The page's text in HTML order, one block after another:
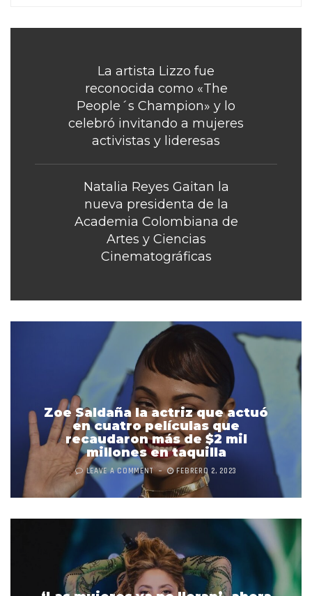
La artista Lizzo fue
reconocida como «The
People´s Champion» y lo
celebró invitando a mujeres
activistas y lideresas
Natalia Reyes Gaitan la
nueva presidenta de la
Academia Colombiana de
Artes y Ciencias
Cinematográficas
Zoe Saldaña la actriz que actuó
en cuatro películas que
recaudaron más de $2 mil
millones en taquilla
LEAVE A COMMENT FEBRERO 2, 2023